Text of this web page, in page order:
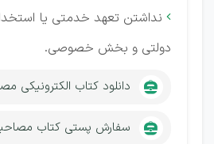
 نداشتن تعهد خدمتی یا
دولتی و بخش خصوصی.
دانلود کتاب الکترونیکی
سفارش پستی کتاب